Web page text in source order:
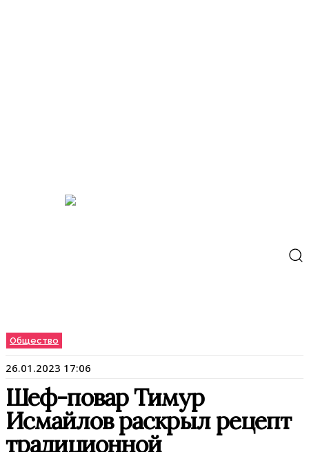
Общество
26.01.2023 17:06
Шеф-повар Тимур
Исмайлов раскрыл рецепт
традиционной